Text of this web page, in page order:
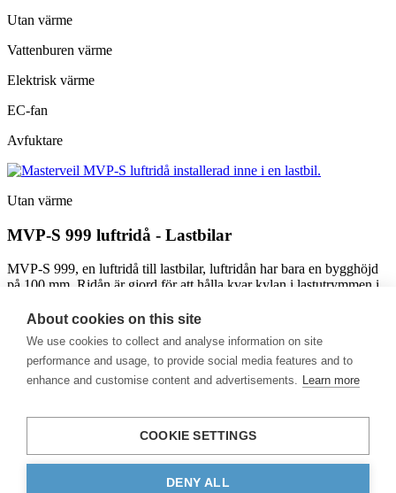
Utan värme
Vattenburen värme
Elektrisk värme
EC-fan
Avfuktare
Utan värme
MVP-S 999 luftridå - Lastbilar
MVP-S 999, en luftridå till lastbilar, luftridån har bara en bygghöjd
på 100 mm. Ridån är gjord för att hålla kvar kylan i lastutrymmen i
kompromissa med lasthöjden. Säkerställ en obruten kylkedja med
denna kompakta och effektiva lösning.
Läs mer
Om oss
About cookies on this site
We use cookies to collect and analyse information on site
performance and usage, to provide social media features and to
enhance and customise content and advertisements. Learn more
COOKIE SETTINGS
DENY ALL